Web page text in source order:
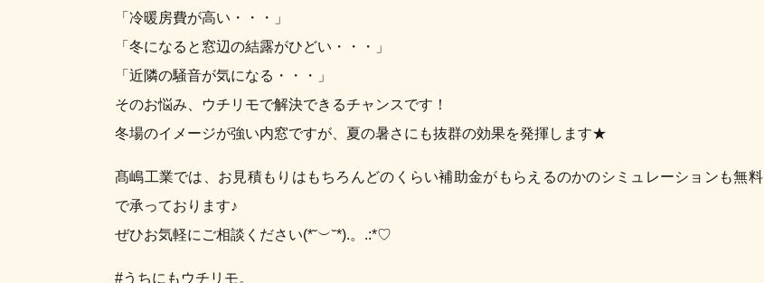
「冷暖房費が高い・・・」
「冬になると窓辺の結露がひどい・・・」
「近隣の騒音が気になる・・・」
そのお悩み、ウチリモで解決できるチャンスです！
冬場のイメージが強い内窓ですが、夏の暑さにも抜群の効果を発揮します★
髙嶋工業では、お見積もりはもちろんどのくらい補助金がもらえるのかのシミュレーションも無料
で承っております♪
ぜひお気軽にご相談ください(*˘︶˘*).。.:*♡
#うちにもウチリモ。